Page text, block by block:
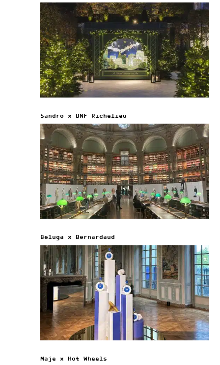
Sandro x BNF Richelieu
Beluga x Bernardaud
Maje x Hot Wheels